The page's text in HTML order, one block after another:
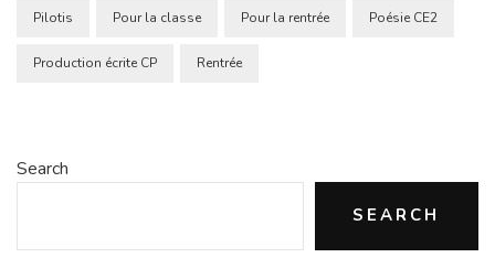
Pilotis Pour la classe Pour la rentrée Poésie CE2
Production écrite CP Rentrée
Search
SEARCH